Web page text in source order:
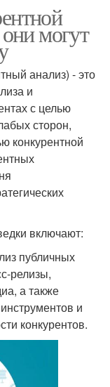
могут
анализ) - это
и
с целью
сторон,
конкурентной
включают:
публичных
релизы,
а также
и
конкурентов.